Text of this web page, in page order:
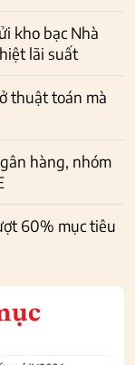
kho bạc Nhà
lãi suất
thuật toán mà
hàng, nhóm
60% mục tiêu